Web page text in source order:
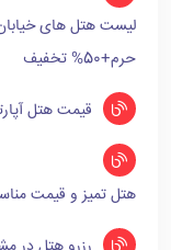
لیست هتل های
حرم+50% تخفیف
قیمت هتل
هتل تمیز و قیمت مناسب